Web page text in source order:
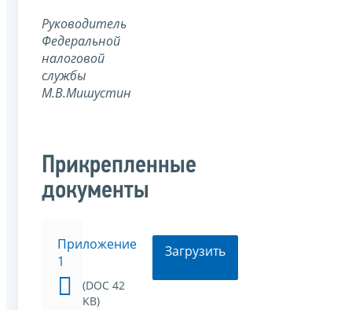
Руководитель
Федеральной
налоговой
службы
М.В.Мишустин
Прикрепленные
документы
Приложение
1
(DOC 42
KB)
Загрузить